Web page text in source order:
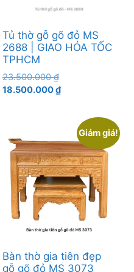
Tủ thờ gỗ gõ đỏ MS
2688 | GIAO HỎA TỐC
TPHCM
23.500.000₫Giá
gốc
23.500.000 ₫.
18.500.000₫Giá
18.500.000 ₫.
Giảm giá!
Bàn thờ gia tiên đẹp
gỗ gõ đỏ MS 3073